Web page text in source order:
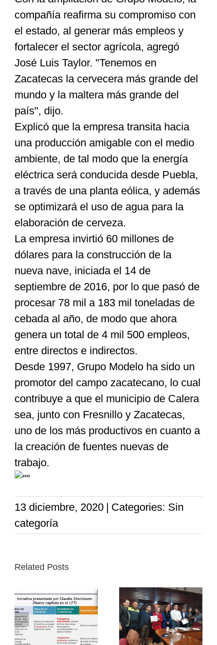
compañía reafirma su compromiso con
el estado, al generar más empleos y
fortalecer el sector agrícola, agregó
José Luis Taylor. "Tenemos en
Zacatecas la cervecera más grande del
mundo y la maltera más grande del
país", dijo.
Explicó que la empresa transita hacia
una producción amigable con el medio
ambiente, de tal modo que la energía
eléctrica será conducida desde Puebla,
a través de una planta eólica, y además
se optimizará el uso de agua para la
elaboración de cerveza.
La empresa invirtió 60 millones de
dólares para la construcción de la
nueva nave, iniciada el 14 de
septiembre de 2016, por lo que pasó de
procesar 78 mil a 183 mil toneladas de
cebada al año, de modo que ahora
genera un total de 4 mil 500 empleos,
entre directos e indirectos.
Desde 1997, Grupo Modelo ha sido un
promotor del campo zacatecano, lo cual
contribuye a que el municipio de Calera
sea, junto con Fresnillo y Zacatecas,
uno de los más productivos en cuanto a
la creación de fuentes nuevas de
trabajo.
13 diciembre, 2020 | Categories: Sin
categoría
Related Posts